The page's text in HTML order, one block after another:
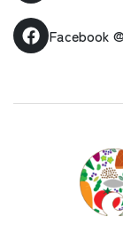
Facebook